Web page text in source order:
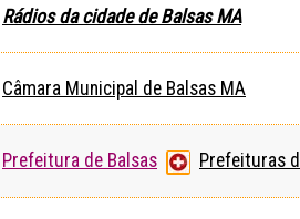
Rádios da cidade de Balsas MA
Câmara Municipal de Balsas MA
Prefeitura de Balsas Prefeituras